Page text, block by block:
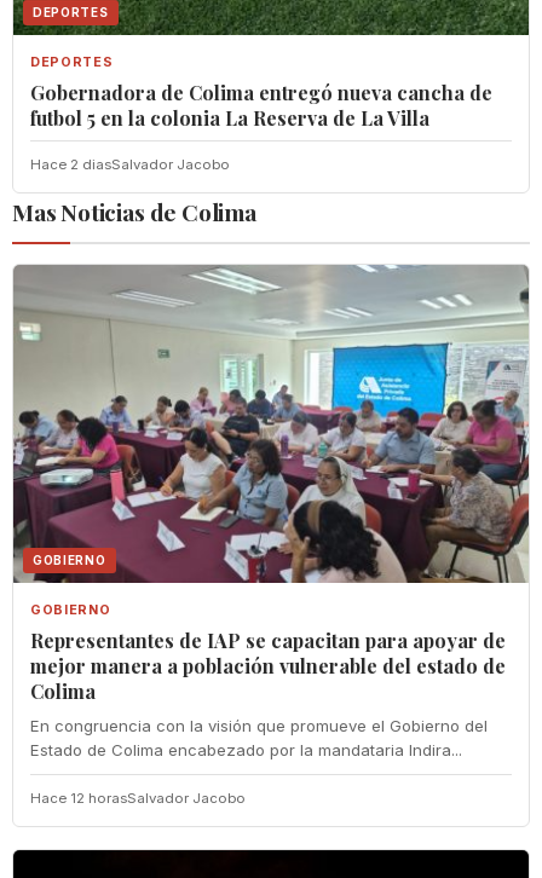
DEPORTES
DEPORTES
Gobernadora de Colima entregó nueva cancha de
futbol 5 en la colonia La Reserva de La Villa
Hace 2 diasSalvador Jacobo
Mas Noticias de Colima
GOBIERNO
GOBIERNO
Representantes de IAP se capacitan para apoyar de
mejor manera a población vulnerable del estado de
Colima
En congruencia con la visión que promueve el Gobierno del
Estado de Colima encabezado por la mandataria Indira...
Hace 12 horasSalvador Jacobo